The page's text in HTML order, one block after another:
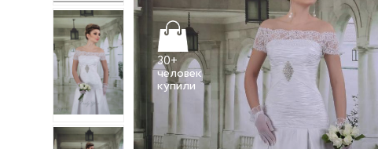
30+
человек